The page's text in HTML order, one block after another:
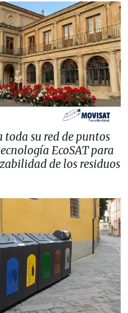
su red de puntos
EcoSAT para
de los residuos